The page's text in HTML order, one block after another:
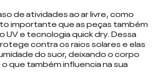
de atividades ao ar livre, como
importante que as peças também
UVe tecnologiaquick dry. Dessa
contra os raios solares e elas
do suor, deixando o corpo
que também influencia na sua